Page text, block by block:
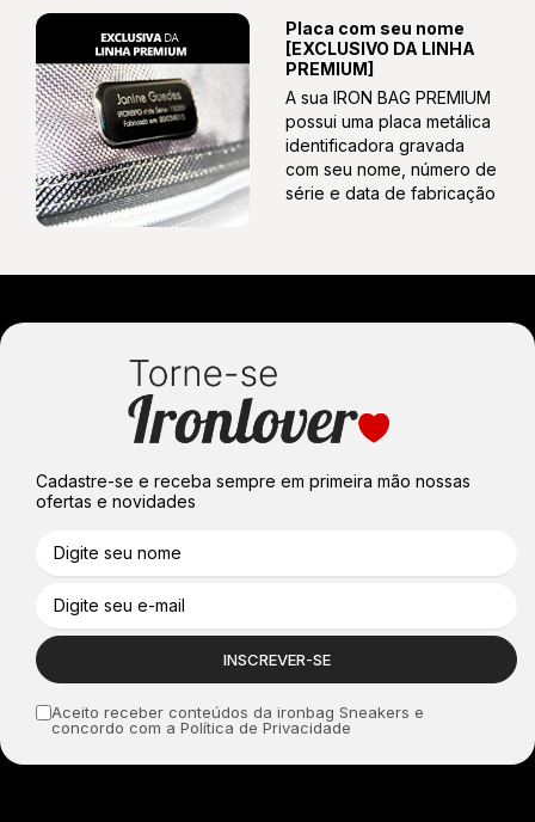
Toalha Fitness
Porta Talher Com Talheres Especiais Em Aço Inox
De Alto Padrão. Garfo, Faca E Colher;
Kit Higiene Bucal Completo, Com Escova, Pasta,
Sanduicheira / Porta Oleaginosas, Com Trava
Placa com seu nome
[EXCLUSIVO DA LINHA
PREMIUM]
A sua IRON BAG PREMIUM
possui uma placa metálica
identificadora gravada
com seu nome, número de
série e data de fabricação
Cadastre-se e receba sempre em primeira mão nossas
ofertas e novidades
Aceito receber conteúdos da ironbag Sneakers e
concordo com a Política de Privacidade